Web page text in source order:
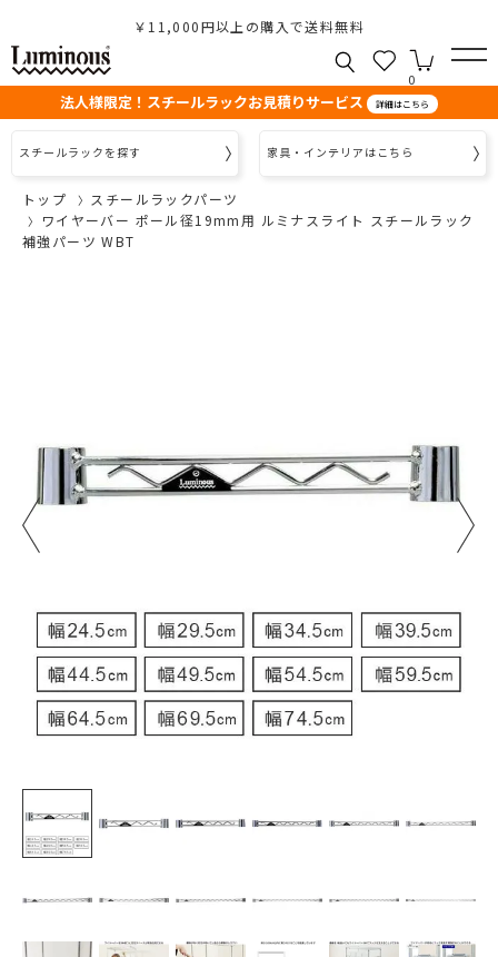
￥11,000円以上の購入で送料無料
0
法人様限定！スチールラックお見積りサービス 詳細はこちら
スチールラックを探す 家具・インテリアはこちら
トップ
スチールラックパーツ
ワイヤーバー ポール径19mm用 ルミナスライト スチールラック
補強パーツ WBT